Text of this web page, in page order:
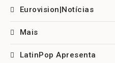
Eurovision|Notícias
Mais
LatinPop Apresenta